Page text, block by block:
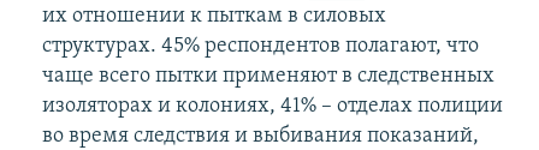
их отношении к пыткам в силовых
структурах. 45% респондентов полагают, что
чаще всего пытки применяют в следственных
изоляторах и колониях, 41% – отделах полиции
во время следствия и выбивания показаний,